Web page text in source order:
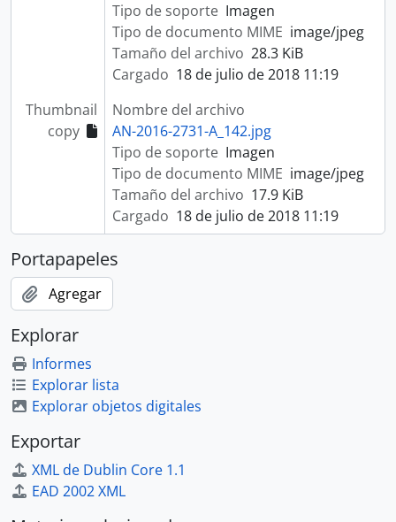
Tipo de soporte Imagen
Tipo de documento MIME image/jpeg
Tamaño del archivo 28.3 KiB
Cargado 18 de julio de 2018 11:19
Thumbnail
copy
Nombre del archivo
AN-2016-2731-A_142.jpg
Tipo de soporte Imagen
Tipo de documento MIME image/jpeg
Tamaño del archivo 17.9 KiB
Cargado 18 de julio de 2018 11:19
Portapapeles
Agregar
Explorar
Informes
Explorar lista
Explorar objetos digitales
Exportar
XML de Dublin Core 1.1
EAD 2002 XML